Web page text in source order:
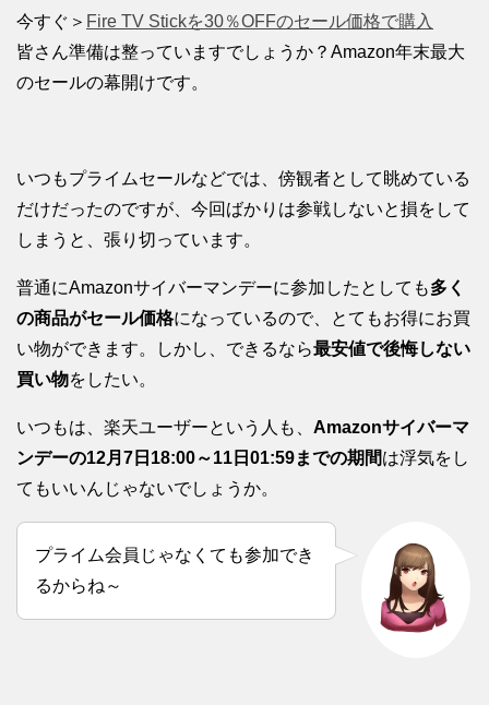
今すぐ＞ Fire TV Stickを30％OFFのセール価格で購入
皆さん準備は整っていますでしょうか？Amazon年末最大
のセールの幕開けです。
いつもプライムセールなどでは、傍観者として眺めている
だけだったのですが、今回ばかりは参戦しないと損をして
しまうと、張り切っています。
普通にAmazonサイバーマンデーに参加したとしても多く
の商品がセール価格になっているので、とてもお得にお買
い物ができます。しかし、できるなら最安値で後悔しない
買い物をしたい。
いつもは、楽天ユーザーという人も、 Amazonサイバーマ
ンデーの12月7日18:00～11日01:59までの期間は浮気をし
てもいいんじゃないでしょうか。
プライム会員じゃなくても参加でき
るからね～